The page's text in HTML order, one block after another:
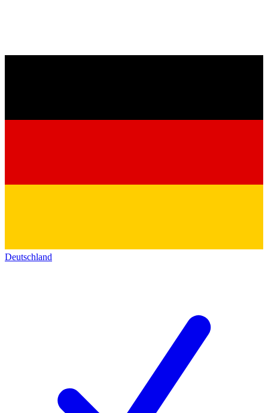
Deutschland